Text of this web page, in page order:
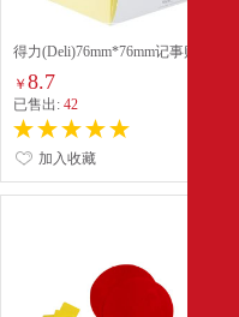
得力(Deli)76mm*76mm记事贴
￥8.7
已售出:42
加入收藏